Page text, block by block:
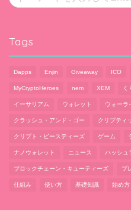
Tags
Dapps Enjin Giveaway ICO
MyCryptoHeroes nem XEM く
イーサリアム ウォレット ウォーラ
クラッシュ・アンド・ゴー クリプティ
クリプト・ビースティーズ ゲーム
ナノウォレット ニュース ハッシュ
ブロックチェーン・キューティーズ プ
仕組み 使い方 基礎知識 始め方